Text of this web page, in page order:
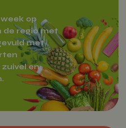
op
de regio met
met
en